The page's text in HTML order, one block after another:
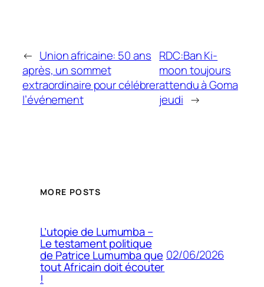
← Union africaine: 50 ans
après, un sommet
extraordinaire pour célébrer
l’événement
RDC:Ban Ki-
moon toujours
attendu à Goma
jeudi →
MORE POSTS
L’utopie de Lumumba –
Le testament politique
de Patrice Lumumba que
tout Africain doit écouter
!
02/06/2026